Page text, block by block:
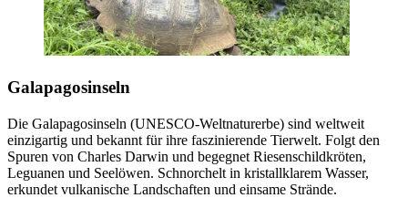
Galapagosinseln
Die Galapagosinseln (UNESCO-Weltnaturerbe) sind weltweit
einzigartig und bekannt für ihre faszinierende Tierwelt. Folgt den
Spuren von Charles Darwin und begegnet Riesenschildkröten,
Leguanen und Seelöwen. Schnorchelt in kristallklarem Wasser,
erkundet vulkanische Landschaften und einsame Strände.